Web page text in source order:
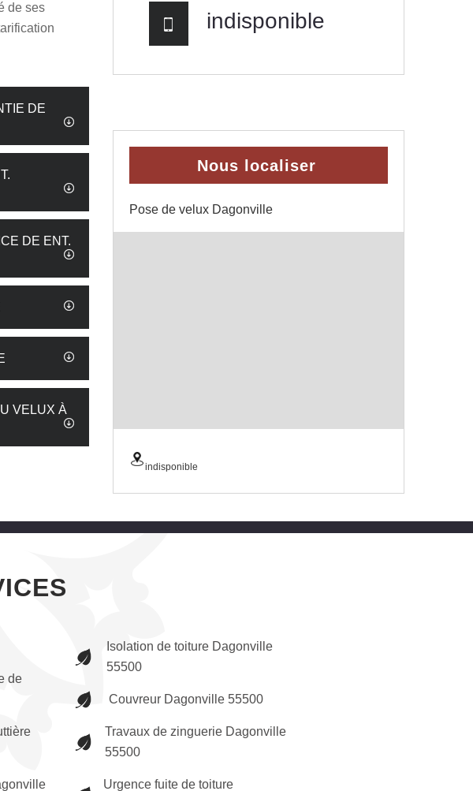
de ses
DE
DE ENT.
VELUX À
indisponible
Nous localiser
Pose de velux Dagonville
indisponible
de
Isolation de toiture Dagonville
55500
Couvreur Dagonville 55500
Travaux de zinguerie Dagonville
55500
Urgence fuite de toiture